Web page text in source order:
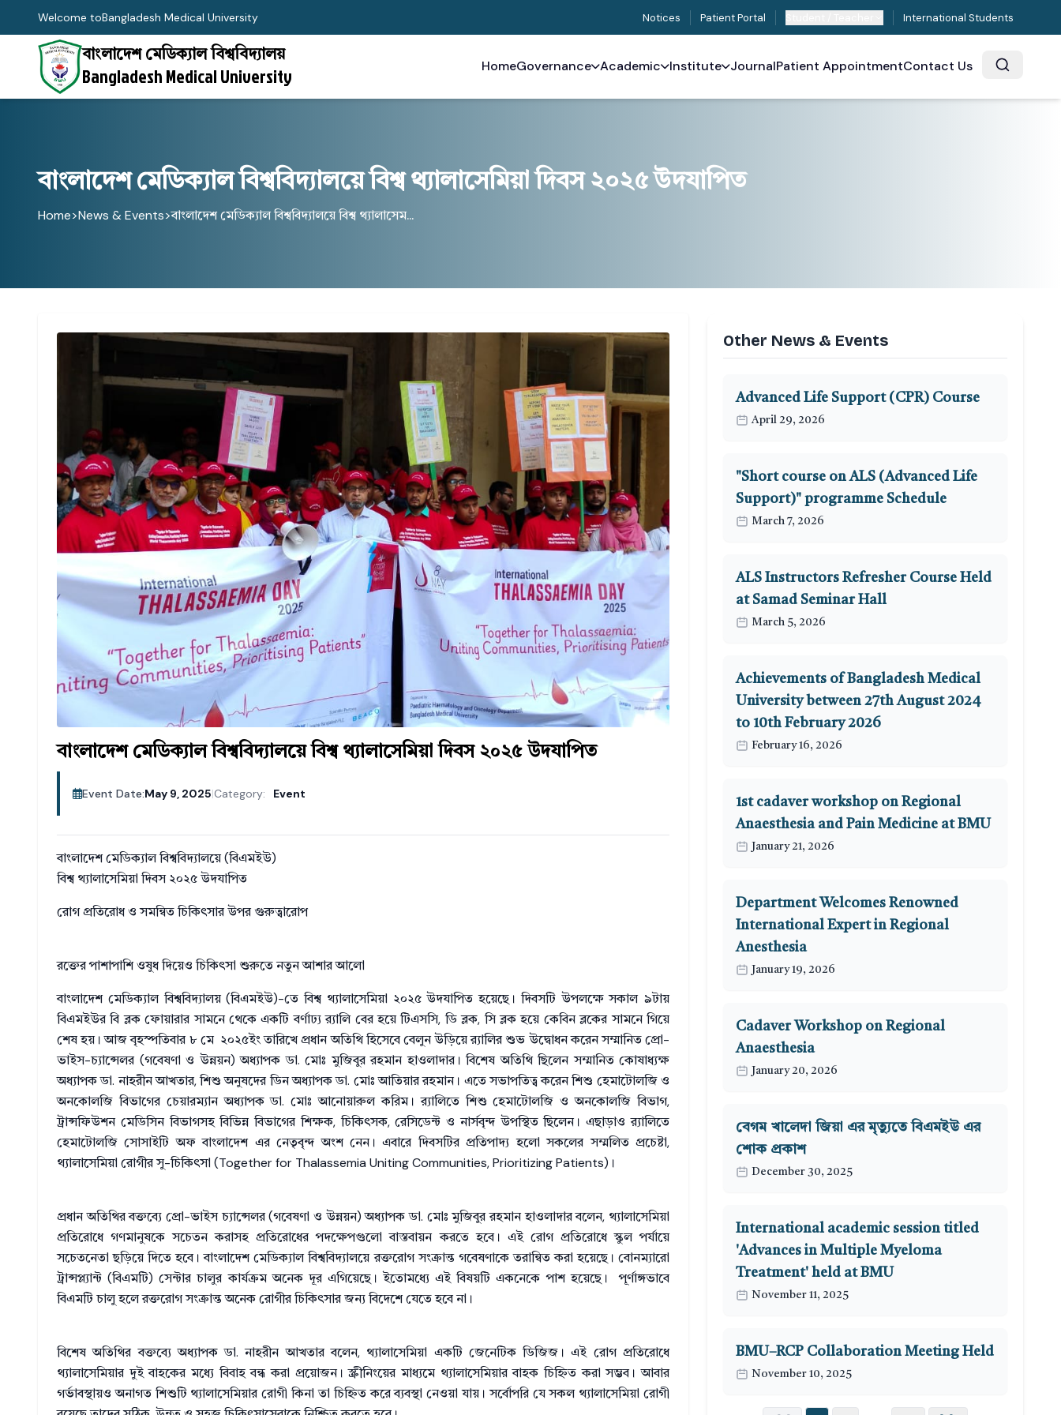
Welcome toBangladesh Medical University Notices Patient Portal International Students
বাংলাদেশ মেডিক্যাল বিশ্ববিদ্যালয়
Bangladesh Medical University HomeGovernance Academic Institute JournalPatient AppointmentContact Us
বাংলাদেশ মেডিক্যাল বিশ্ববিদ্যালয়ে বিশ্ব থ্যালাসেমিয়া দিবস ২০২৫ উদযাপিত
Home>News & Events>বাংলাদেশ মেডিক্যাল বিশ্ববিদ্যালয়ে বিশ্ব থ্যালাসেম...
বাংলাদেশ মেডিক্যাল বিশ্ববিদ্যালয়ে বিশ্ব থ্যালাসেমিয়া দিবস ২০২৫ উদযাপিত
Event Date:May 9, 2025|Category: Event
বাংলাদেশ মেডিক্যাল বিশ্ববিদ্যালয়ে (বিএমইউ)
বিশ্ব থ্যালাসেমিয়া দিবস ২০২৫ উদযাপিত
রোগ প্রতিরোধ ও সমন্বিত চিকিৎসার উপর গুরুত্বারোপ
রক্তের পাশাপাশি ওষুধ দিয়েও চিকিৎসা শুরুতে নতুন আশার আলো
বাংলাদেশ মেডিক্যাল বিশ্ববিদ্যালয় (বিএমইউ)-তে বিশ্ব থ্যালাসেমিয়া ২০২৫ উদযাপিত হয়েছে। দিবসটি উপলক্ষে সকাল ৯টায়
বিএমইউর বি ব্লক ফোয়ারার সামনে থেকে একটি বর্ণাঢ্য র‌্যালি বের হয়ে টিএসসি, ডি ব্লক, সি ব্লক হয়ে কেবিন ব্লকের সামনে গিয়ে
শেষ হয়। আজ বৃহস্পতিবার ৮ মে ২০২৫ইং তারিখে প্রধান অতিথি হিসেবে বেলুন উড়িয়ে র‌্যালির শুভ উদ্বোধন করেন সম্মানিত প্রো-
ভাইস-চ্যান্সেলর (গবেষণা ও উন্নয়ন) অধ্যাপক ডা. মোঃ মুজিবুর রহমান হাওলাদার। বিশেষ অতিথি ছিলেন সম্মানিত কোষাধ্যক্ষ
অধ্যাপক ডা. নাহরীন আখতার, শিশু অনুষদের ডিন অধ্যাপক ডা. মোঃ আতিয়ার রহমান। এতে সভাপতিত্ব করেন শিশু হেমাটোলজি ও
অনকোলজি বিভাগের চেয়ারম্যান অধ্যাপক ডা. মোঃ আনোয়ারুল করিম। র‌্যালিতে শিশু হেমাটোলজি ও অনকোলজি বিভাগ,
ট্রান্সফিউশন মেডিসিন বিভাগসহ বিভিন্ন বিভাগের শিক্ষক, চিকিৎসক, রেসিডেন্ট ও নার্সবৃন্দ উপস্থিত ছিলেন। এছাড়াও র‌্যালিতে
হেমাটোলজি সোসাইটি অফ বাংলাদেশ এর নেতৃবৃন্দ অংশ নেন। এবারে দিবসটির প্রতিপাদ্য হলো সকলের সম্মলিত প্রচেষ্টা,
থ্যালাসেমিয়া রোগীর সু-চিকিৎসা (Together for Thalassemia Uniting Communities, Prioritizing Patients)।
প্রধান অতিথির বক্তব্যে প্রো-ভাইস চ্যান্সেলর (গবেষণা ও উন্নয়ন) অধ্যাপক ডা. মোঃ মুজিবুর রহমান হাওলাদার বলেন, থ্যালাসেমিয়া
প্রতিরোধে গণমানুষকে সচেতন করাসহ প্রতিরোধের পদক্ষেপগুলো বাস্তবায়ন করতে হবে। এই রোগ প্রতিরোধে স্কুল পর্যায়ে
সচেতনেতা ছড়িয়ে দিতে হবে। বাংলাদেশ মেডিক্যাল বিশ্ববিদ্যালয়ে রক্তরোগ সংক্রান্ত গবেষণাকে তরান্বিত করা হয়েছে। বোনম্যারো
ট্রান্সপ্ল্যান্ট (বিএমটি) সেন্টার চালুর কার্যক্রম অনেক দূর এগিয়েছে। ইতোমধ্যে এই বিষয়টি একনেকে পাশ হয়েছে। পূর্ণাঙ্গভাবে
বিএমটি চালু হলে রক্তরোগ সংক্রান্ত অনেক রোগীর চিকিৎসার জন্য বিদেশে যেতে হবে না।
বিশেষ অতিথির বক্তব্যে অধ্যাপক ডা. নাহরীন আখতার বলেন, থ্যালাসেমিয়া একটি জেনেটিক ডিজিজ। এই রোগ প্রতিরোধে
থ্যালাসেমিয়ার দুই বাহকের মধ্যে বিবাহ বন্ধ করা প্রয়োজন। স্ক্রীনিংয়ের মাধ্যমে থ্যালাসেমিয়ার বাহক চিহ্নিত করা সম্ভব। আবার
গর্ভাবস্থায়ও অনাগত শিশুটি থ্যালাসেমিয়ার রোগী কিনা তা চিহ্নিত করে ব্যবস্থা নেওয়া যায়। সর্বোপরি যে সকল থ্যালাসেমিয়া রোগী
Other News & Events
Advanced Life Support (CPR) Course
April 29, 2026
"Short course on ALS (Advanced Life
Support)" programme Schedule
March 7, 2026
ALS Instructors Refresher Course Held
at Samad Seminar Hall
March 5, 2026
Achievements of Bangladesh Medical
University between 27th August 2024
to 10th February 2026
February 16, 2026
1st cadaver workshop on Regional
Anaesthesia and Pain Medicine at BMU
January 21, 2026
Department Welcomes Renowned
International Expert in Regional
Anesthesia
January 19, 2026
Cadaver Workshop on Regional
Anaesthesia
January 20, 2026
বেগম খালেদা জিয়া এর মৃত্যুতে বিএমইউ এর
শোক প্রকাশ
December 30, 2025
International academic session titled
'Advances in Multiple Myeloma
Treatment' held at BMU
November 11, 2025
BMU–RCP Collaboration Meeting Held
November 10, 2025